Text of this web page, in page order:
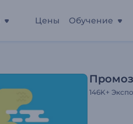
Цены Обучение
146K+